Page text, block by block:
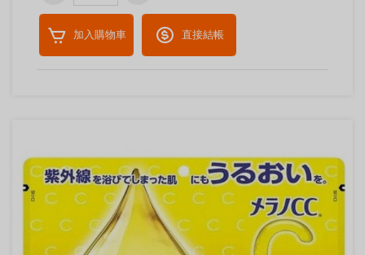
加入購物車 直接結帳